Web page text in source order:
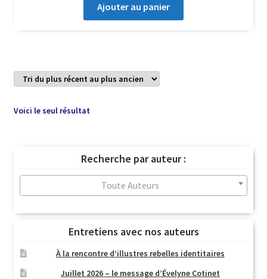
Ajouter au panier
Voici le seul résultat
Recherche par auteur :
Toute Auteurs
Entretiens avec nos auteurs
À la rencontre d’illustres rebelles identitaires
Juillet 2026 – le message d’Évelyne Cotinet